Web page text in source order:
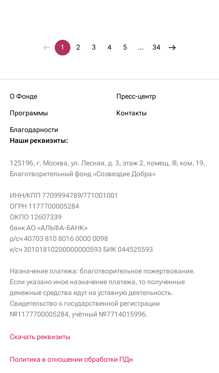
1 2 3 4 5 ... 34
О Фонде
Программы
Благодарности
Пресс-центр
Контакты
Наши реквизиты:
125196, г. Москва, ул. Лесная, д. 3, этаж 2, помещ. lll, ком. 19,
Благотворительный фонд «Созвездие Добра»
ИНН/КПП 7709994789/771001001
ОГРН 1177700005284
ОКПО 12607339
банк АО «АЛЬФА-БАНК»
р/сч 40703 810 8016 0000 0098
к/сч 30101810200000000593 БИК 044525593
Назначение платежа: благотворительное пожертвование.
Если указано иное назначение платежа, то полученные
денежные средства идут на уставную деятельность.
Свидетельство о государственной регистрации
№1177700005284, учётный №7714015996.
Скачать реквизиты
Политика в отношении обработки ПДн